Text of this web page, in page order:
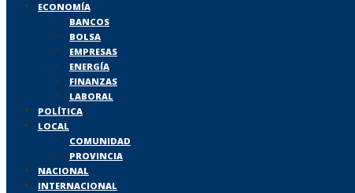
ECONOMÍA
BANCOS
BOLSA
EMPRESAS
ENERGÍA
FINANZAS
LABORAL
POLÍTICA
LOCAL
COMUNIDAD
PROVINCIA
NACIONAL
INTERNACIONAL